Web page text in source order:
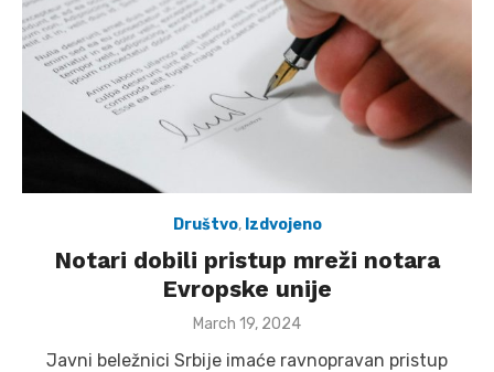
Društvo, Izdvojeno
Notari dobili pristup mreži notara
Evropske unije
Posted
March 19, 2024
Javni beležnici Srbije imaće ravnopravan pristup